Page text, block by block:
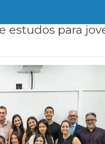
estudos para